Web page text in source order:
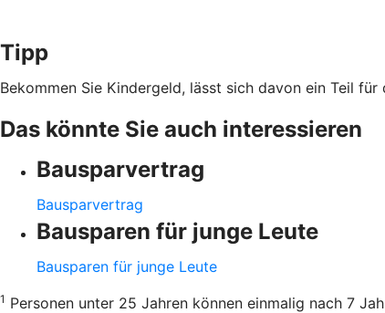
Tipp
Bekommen Sie Kindergeld, lässt sich davon ein Teil
Das könnte Sie auch interessieren
Bausparvertrag
Bausparvertrag
Bausparen für junge Leute
Bausparen für junge Leute
1 Personen unter 25 Jahren können einmalig nach 7